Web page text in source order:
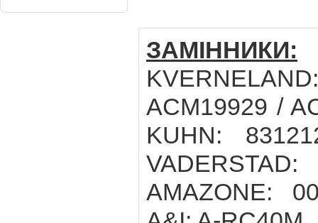
ЗАМІННИКИ:
ACM19929 /
KUHN:
AMAZONE: